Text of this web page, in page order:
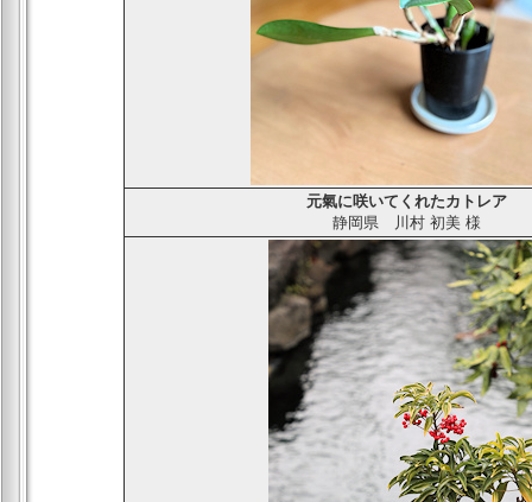
元氣に咲いてくれたカトレア
静岡県川村 初美 様